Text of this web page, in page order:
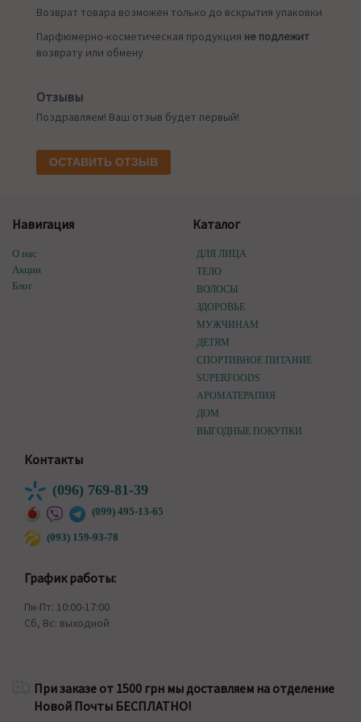
Возврат товара возможен только до вскрытия упаковки
Парфюмерно-косметическая продукция не подлежит
возврату или обмену
Отзывы
Поздравляем! Ваш отзыв будет первый!
ОСТАВИТЬ ОТЗЫВ
Навигация
О нас
Акции
Блог
Каталог
ДЛЯ ЛИЦА
ТЕЛО
ВОЛОСЫ
ЗДОРОВЬЕ
МУЖЧИНАМ
ДЕТЯМ
СПОРТИВНОЕ ПИТАНИЕ
SUPERFOODS
АРОМАТЕРАПИЯ
ДОМ
ВЫГОДНЫЕ ПОКУПКИ
Контакты
(096) 769-81-39
(099) 495-13-65
(093) 159-93-78
График работы:
Пн-Пт: 10:00-17:00
Сб, Вс: выходной
При заказе от 1500 грн мы доставляем на отделение
Новой Почты БЕСПЛАТНО!